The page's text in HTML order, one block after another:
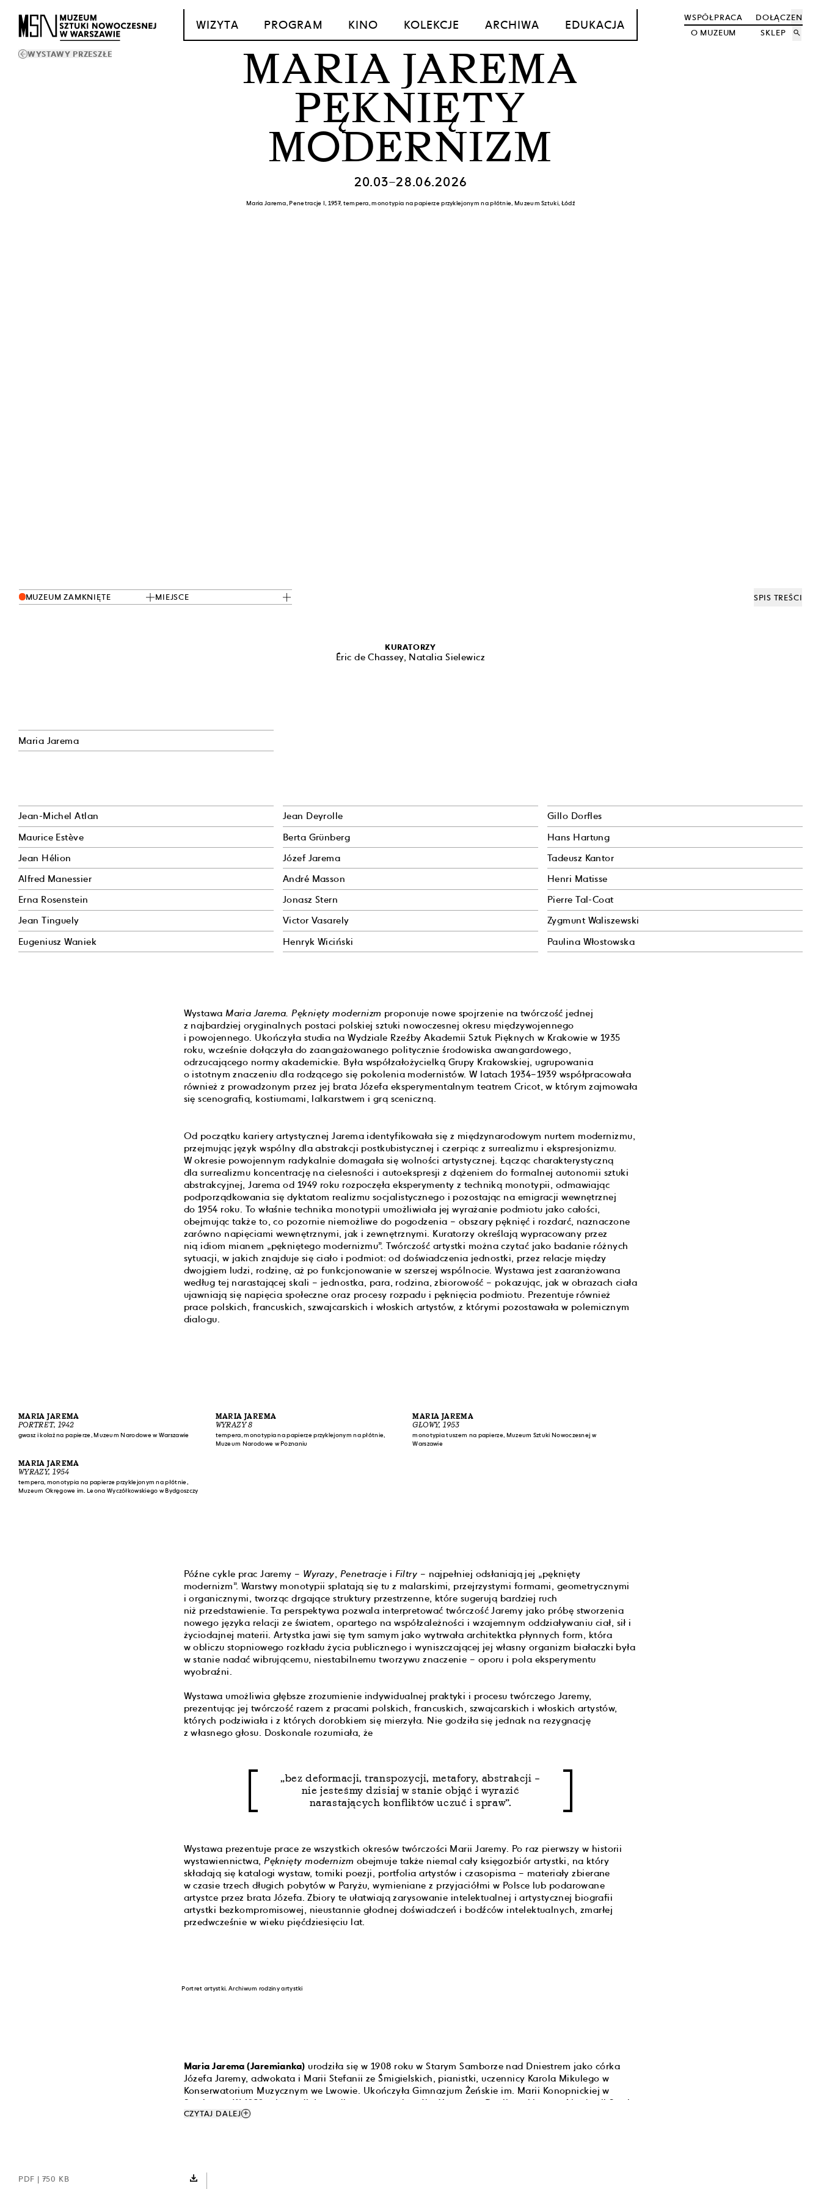
WIZYTA PROGRAM KINO KOLEKCJE ARCHIWA EDUKACJA
WSPÓŁPRACA
DOŁĄCZ
O MUZEUM
SKLEP
EN
search
WYSTAWY PRZESZŁE
MARIA JAREMA
PĘKNIĘTY
MODERNIZM
20.03–28.06.2026
Maria Jarema, Penetracje I, 1957, tempera, monotypia na papierze przyklejonym na płótnie, Muzeum Sztuki, Łódź
MUZEUM ZAMKNIĘTE MIEJSCE SPIS TREŚCI
KURATORZY
Éric de Chassey, Natalia Sielewicz
Maria Jarema
Jean-Michel Atlan Jean Deyrolle
Gillo Dorfles
Maurice Estève
Berta Grünberg
Hans Hartung
Jean Hélion
Józef Jarema
Tadeusz Kantor
Alfred Manessier
André Masson
Henri Matisse
Erna Rosenstein
Jonasz Stern
Pierre Tal-Coat
Jean Tinguely
Victor Vasarely
Zygmunt Waliszewski
Eugeniusz Waniek
Henryk Wiciński Paulina Włostowska
WystawaMaria Jarema. Pęknięty modernizm proponuje nowe spojrzenie na twórczość jednej
z najbardziej oryginalnych postaci polskiej sztuki nowoczesnej okresu międzywojennego
i powojennego. Ukończyła studia na Wydziale Rzeźby Akademii Sztuk Pięknych w Krakowie w 1935
roku, wcześnie dołączyła do zaangażowanego politycznie środowiska awangardowego,
odrzucającego normy akademickie. Była współzałożycielką Grupy Krakowskiej, ugrupowania
o istotnym znaczeniu dla rodzącego się pokolenia modernistów. W latach 1934–1939 współpracowała
również z prowadzonym przez jej brata Józefa eksperymentalnym teatrem Cricot, w którym zajmowała
się scenografią, kostiumami, lalkarstwem i grą sceniczną.
Od początku kariery artystycznej Jarema identyfikowała się z międzynarodowym nurtem modernizmu,
przejmując język wspólny dla abstrakcji postkubistycznej i czerpiąc z surrealizmu i ekspresjonizmu.
W okresie powojennym radykalnie domagała się wolności artystycznej. Łącząc charakterystyczną
dla surrealizmu koncentrację na cielesności i autoekspresji z dążeniem do formalnej autonomii sztuki
abstrakcyjnej, Jarema od 1949 roku rozpoczęła eksperymenty z techniką monotypii, odmawiając
podporządkowania się dyktatom realizmu socjalistycznego i pozostając na emigracji wewnętrznej
do 1954 roku. To właśnie technika monotypii umożliwiała jej wyrażanie podmiotu jako całości,
obejmując także to, co pozornie niemożliwe do pogodzenia – obszary pęknięć i rozdarć, naznaczone
zarówno napięciami wewnętrznymi, jak i zewnętrznymi. Kuratorzy określają wypracowany przez
nią idiom mianem „pękniętego modernizmu”. Twórczość artystki można czytać jako badanie różnych
sytuacji, w jakich znajduje się ciało i podmiot: od doświadczenia jednostki, przez relacje między
dwojgiem ludzi, rodzinę, aż po funkcjonowanie w szerszej wspólnocie.Wystawa jest zaaranżowana
według tej narastającej skali – jednostka, para, rodzina, zbiorowość – pokazując, jak w obrazach ciała
ujawniają się napięcia społeczne oraz procesy rozpadu i pęknięcia podmiotu. Prezentuje również
prace polskich, francuskich, szwajcarskich i włoskich artystów, z którymi pozostawała w polemicznym
dialogu.
MARIA JAREMA
PORTRET, 1942
gwasz i kolaż na papierze, Muzeum Narodowe w Warszawie
MARIA JAREMA
WYRAZY, 1954
tempera, monotypia na papierze przyklejonym na płótnie,
Muzeum Okręgowe im. Leona Wyczółkowskiego w Bydgoszczy
MARIA JAREMA
WYRAZY 8
tempera, monotypia na papierze przyklejonym na płótnie,
Muzeum Narodowe w Poznaniu
MARIA JAREMA
GŁOWY, 1953
monotypia tuszem na papierze, Muzeum Sztuki Nowoczesnej w
Warszawie
Późne cykle prac Jaremy – Wyrazy, Penetracje i Filtry – najpełniej odsłaniają jej „pęknięty
modernizm”. Warstwy monotypii splatają się tu z malarskimi, przejrzystymi formami, geometrycznymi
i organicznymi, tworząc drgające struktury przestrzenne, które sugerują bardziej ruch
niż przedstawienie. Ta perspektywa pozwala interpretować twórczość Jaremy jako próbę stworzenia
nowego języka relacji ze światem, opartego na współzależności i wzajemnym oddziaływaniu ciał, sił i
życiodajnej materii. Artystka jawi się tym samym jako wytrwała architektka płynnych form, która
w obliczu stopniowego rozkładu życia publicznego i wyniszczającej jej własny organizm białaczki była
w stanie nadać wibrującemu, niestabilnemu tworzywu znaczenie – oporu i pola eksperymentu
wyobraźni.
Wystawa umożliwia głębsze zrozumienie indywidualnej praktyki i procesu twórczego Jaremy,
prezentując jej twórczość razem z pracami polskich, francuskich, szwajcarskich i włoskich artystów,
których podziwiała i z których dorobkiem się mierzyła. Nie godziła się jednak na rezygnację
z własnego głosu. Doskonale rozumiała, że
„bez deformacji, transpozycji, metafory, abstrakcji –
nie jesteśmy dzisiaj w stanie objąć i wyrazić
narastających konfliktów uczuć i spraw”.
Wystawa prezentuje prace ze wszystkich okresów twórczości Marii Jaremy. Po raz pierwszy w historii
wystawiennictwa, Pęknięty modernizm obejmuje także niemal cały księgozbiór artystki, na który
składają się katalogi wystaw, tomiki poezji, portfolia artystów i czasopisma – materiały zbierane
w czasie trzech długich pobytów w Paryżu, wymieniane z przyjaciółmi w Polsce lub podarowane
artystce przez brata Józefa. Zbiory te ułatwiają zarysowanie intelektualnej i artystycznej biografii
artystki bezkompromisowej, nieustannie głodnej doświadczeń i bodźców intelektualnych, zmarłej
przedwcześnie w wieku pięćdziesięciu lat.
Portret artystki. Archiwum rodziny artystki
Maria Jarema (Jaremianka) urodziła się w 1908 roku w Starym Samborze nad Dniestrem jako córka
Józefa Jaremy, adwokata i Marii Stefanii ze Śmigielskich, pianistki, uczennicy Karola Mikulego w
Konserwatorium Muzycznym we Lwowie. Ukończyła Gimnazjum Żeńskie im. Marii Konopnickiej w
Samborze. W 1929 roku podjęła studia w pracowni rzeźby Xawerego Dunikowskiego w Akademii Sztuk
Pięknych w Krakowie. Z końcem roku akademickiego 1934/1935 uzyskała absolutorium.
Lewickiego podczas wystawy całorocznej w czerwcu 1932 roku doprowadziły do relegowania grupy
CZYTAJ DALEJadd
PDF | 750 KB